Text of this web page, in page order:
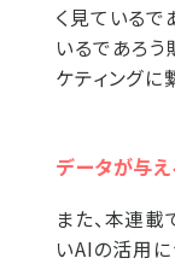
く見ているで
いるであろ
ケティングに
データが与
また、本連
いAIの活用に